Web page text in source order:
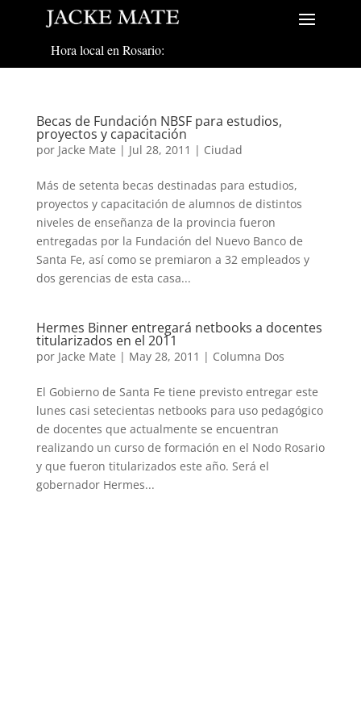
Hora local en Rosario:
Becas de Fundación NBSF para estudios,
proyectos y capacitación
por Jacke Mate | Jul 28, 2011 | Ciudad
Más de setenta becas destinadas para estudios,
proyectos y capacitación de alumnos de distintos
niveles de enseñanza de la provincia fueron
entregadas por la Fundación del Nuevo Banco de
Santa Fe, así como se premiaron a 32 empleados y
dos gerencias de esta casa...
Hermes Binner entregará netbooks a docentes
titularizados en el 2011
por Jacke Mate | May 28, 2011 | Columna Dos
El Gobierno de Santa Fe tiene previsto entregar este
lunes casi setecientas netbooks para uso pedagógico
de docentes que actualmente se encuentran
realizando un curso de formación en el Nodo Rosario
y que fueron titularizados este año. Será el
gobernador Hermes...